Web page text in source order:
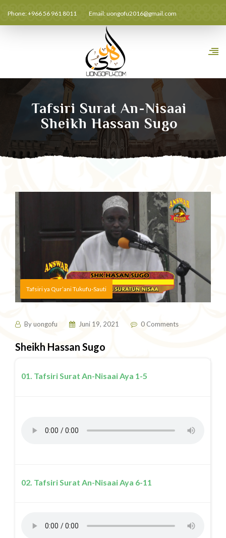
Phone: +966 56 961 8011 Email:uongofu2016@gmail.com
Tafsiri Surat An-Nisaai
Sheikh Hassan Sugo
Tafsiri ya Qur’ani Tukufu-Sauti
Byuongofu Juni 19, 2021 0 Comments
Sheikh Hassan Sugo
01. Tafsiri Surat An-Nisaai Aya 1-5
02. Tafsiri Surat An-Nisaai Aya 6-11